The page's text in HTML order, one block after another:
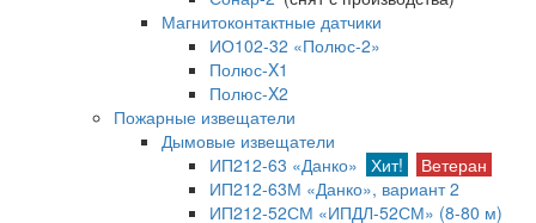
Магнитоконтактные датчики
ИО102-32 «Полюс-2»
Полюс-X1
Полюс-X2
Пожарные извещатели
Дымовые извещатели
ИП212-63 «Данко» Хит!
Ветеран
ИП212-63М «Данко», вариант 2
ИП212-52СМ «ИПДЛ-52СМ» (8-80 м)